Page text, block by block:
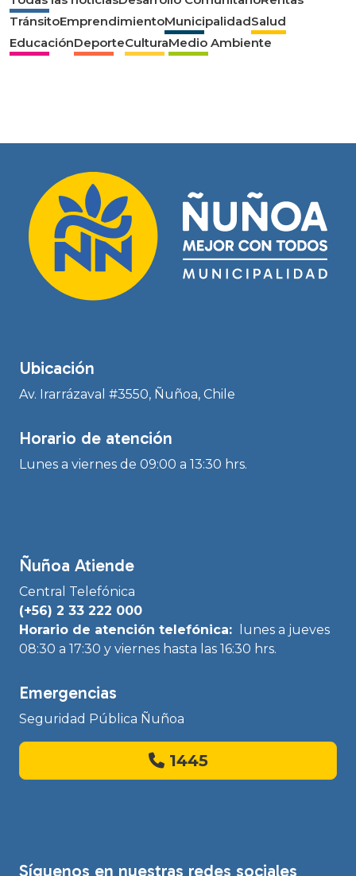
TránsitoEmprendimientoMunicipalidadSalud
EducaciónDeporteCulturaMedio Ambiente
Ubicación
Av. Irarrázaval #3550, Ñuñoa, Chile
Horario de atención
Lunes a viernes de 09:00 a 13:30 hrs.
Ñuñoa Atiende
Central Telefónica
(+56) 2 33 222 000
Horario de atención telefónica:
lunes a jueves
08:30 a 17:30 y viernes hasta las 16:30 hrs.
Emergencias
Seguridad Pública Ñuñoa
1445
Síguenos en nuestras redes sociales